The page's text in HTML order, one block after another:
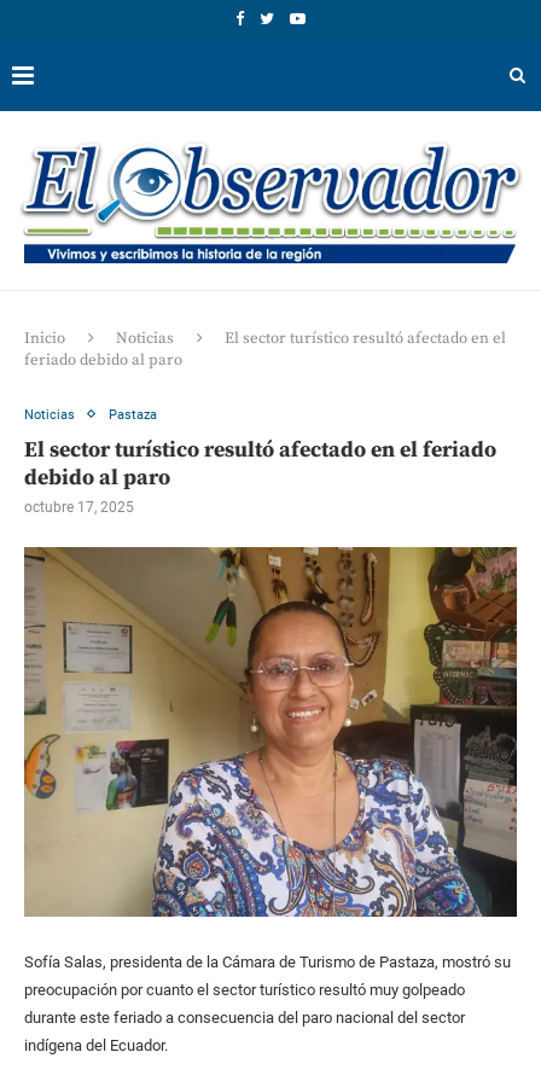
Inicio Noticias
El sector turístico resultó afectado en el
feriado debido al paro
Noticias Pastaza
El sector turístico resultó afectado en el feriado
debido al paro
octubre 17, 2025
Sofía Salas, presidenta de la Cámara de Turismo de Pastaza, mostró su
preocupación por cuanto el sector turístico resultó muy golpeado
durante este feriado a consecuencia del paro nacional del sector
indígena del Ecuador.